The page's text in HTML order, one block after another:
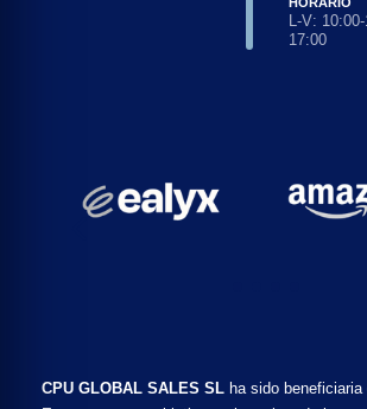
L-V:
17:00
CPU GLOBAL SALES SL ha sido beneficiaria